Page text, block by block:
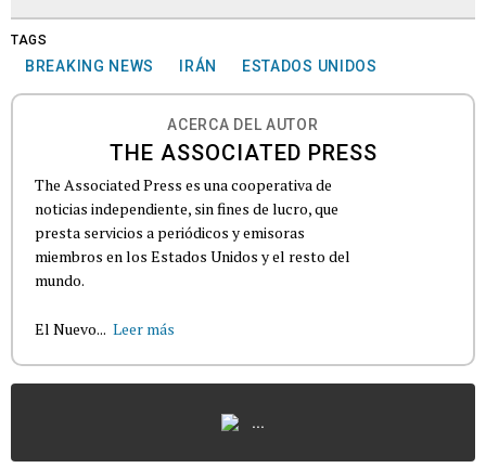
TAGS
BREAKING NEWS IRÁN ESTADOS UNIDOS
ACERCA DEL AUTOR
THE ASSOCIATED PRESS
The Associated Press es una cooperativa de
noticias independiente, sin fines de lucro, que
presta servicios a periódicos y emisoras
miembros en los Estados Unidos y el resto del
mundo.
El Nuevo... Leer más
...